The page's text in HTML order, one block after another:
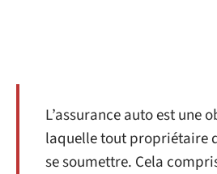
L’assurance auto est une
laquelle tout propriétaire
se soumettre. Cela